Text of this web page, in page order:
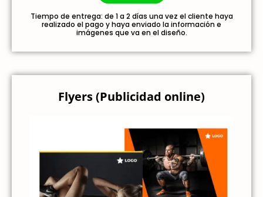
Tiempo de entrega: de 1 a 2 días una vez el cliente haya
realizado el pago y haya enviado la información e
imágenes que va en el diseño.
Flyers (Publicidad online)